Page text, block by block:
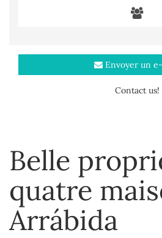
Belle
quatre
Arrábida
Envoyer un
Contact us!